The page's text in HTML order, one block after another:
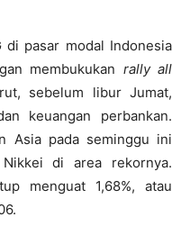
di pasar modal Indonesia
membukukan rally all
sebelum libur Jumat,
keuangan perbankan.
Asia pada seminggu ini
di area rekornya.
menguat 1,68%, atau